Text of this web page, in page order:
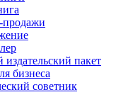
пакет
бизнеса
советник